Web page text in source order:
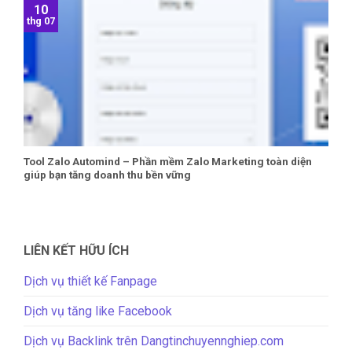
Tool Zalo Automind – Phần mềm Zalo Marketing toàn diện
giúp bạn tăng doanh thu bền vững
10
thg 07
LIÊN KẾT HỮU ÍCH
Dịch vụ thiết kế Fanpage
Dịch vụ tăng like Facebook
Dịch vụ Backlink trên Dangtinchuyennghiep.com